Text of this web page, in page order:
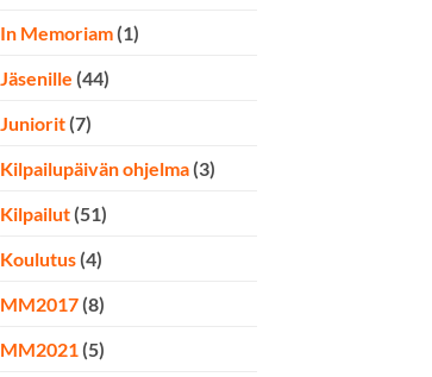
In Memoriam(1)
Jäsenille (44)
Juniorit(7)
Kilpailupäivän ohjelma(3)
Kilpailut(51)
Koulutus(4)
MM2017(8)
MM2021 (5)